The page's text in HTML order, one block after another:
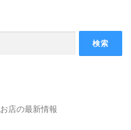
お店の最新情報